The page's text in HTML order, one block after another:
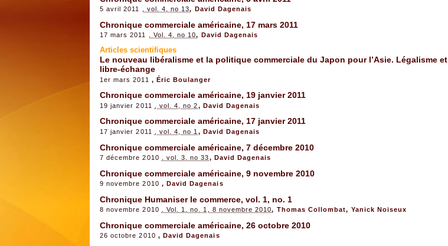
5 avril 2011 , vol. 4, no 13, David Dagenais
Chronique commerciale américaine, 17 mars 2011
17 mars 2011 , Vol. 4, no 10, David Dagenais
Articles scientifiques
Le nouveau libéralisme et la politique commerciale du Japon pour l’Asie. Légalisme et
libre-échange
1er mars 2011 , Éric Boulanger
Chronique commerciale américaine, 19 janvier 2011
19 janvier 2011 , vol. 4, no 2, David Dagenais
Chronique commerciale américaine, 17 janvier 2011
17 janvier 2011 , vol. 4, no 1 , David Dagenais
Chronique commerciale américaine, 7 décembre 2010
7 décembre 2010 , vol. 3, no 33, David Dagenais
Chronique commerciale américaine, 9 novembre 2010
9 novembre 2010 , David Dagenais
Chronique Humaniser le commerce, vol. 1, no. 1
8 novembre 2010 , Vol. 1, no. 1, 8 novembre 2010, Thomas Collombat, Yanick Noiseux
Chronique commerciale américaine, 26 octobre 2010
26 octobre 2010 , David Dagenais